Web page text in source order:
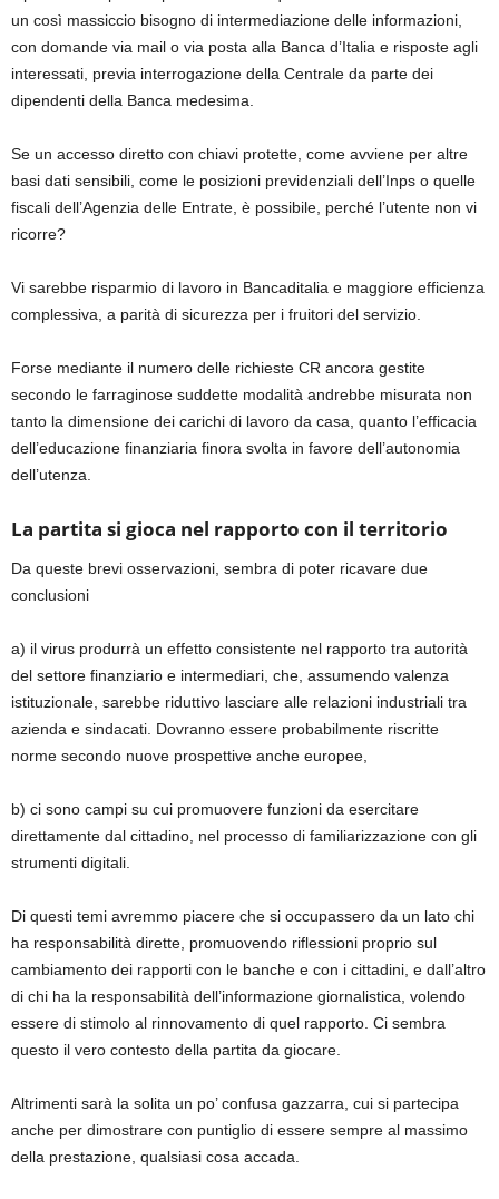
un così massiccio bisogno di intermediazione delle informazioni,
con domande via mail o via posta alla Banca d’Italia e risposte agli
interessati, previa interrogazione della Centrale da parte dei
dipendenti della Banca medesima.
Se un accesso diretto con chiavi protette, come avviene per altre
basi dati sensibili, come le posizioni previdenziali dell’Inps o quelle
fiscali dell’Agenzia delle Entrate, è possibile, perché l’utente non vi
ricorre?
Vi sarebbe risparmio di lavoro in Bancaditalia e maggiore efficienza
complessiva, a parità di sicurezza per i fruitori del servizio.
Forse mediante il numero delle richieste CR ancora gestite
secondo le farraginose suddette modalità andrebbe misurata non
tanto la dimensione dei carichi di lavoro da casa, quanto l’efficacia
dell’educazione finanziaria finora svolta in favore dell’autonomia
dell’utenza.
La partita si gioca nel rapporto con il territorio
Da queste brevi osservazioni, sembra di poter ricavare due
conclusioni
a) il virus produrrà un effetto consistente nel rapporto tra autorità
del settore finanziario e intermediari, che, assumendo valenza
istituzionale, sarebbe riduttivo lasciare alle relazioni industriali tra
azienda e sindacati. Dovranno essere probabilmente riscritte
norme secondo nuove prospettive anche europee,
b) ci sono campi su cui promuovere funzioni da esercitare
direttamente dal cittadino, nel processo di familiarizzazione con gli
strumenti digitali.
Di questi temi avremmo piacere che si occupassero da un lato chi
ha responsabilità dirette, promuovendo riflessioni proprio sul
cambiamento dei rapporti con le banche e con i cittadini, e dall’altro
di chi ha la responsabilità dell’informazione giornalistica, volendo
essere di stimolo al rinnovamento di quel rapporto. Ci sembra
questo il vero contesto della partita da giocare.
Altrimenti sarà la solita un po’ confusa gazzarra, cui si partecipa
anche per dimostrare con puntiglio di essere sempre al massimo
della prestazione, qualsiasi cosa accada.